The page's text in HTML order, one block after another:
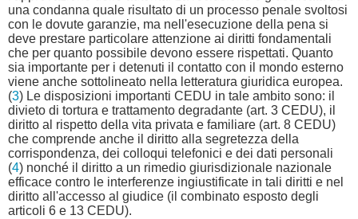
una condanna quale risultato di un processo penale svoltosi
con le dovute garanzie, ma nell'esecuzione della pena si
deve prestare particolare attenzione ai diritti fondamentali
che per quanto possibile devono essere rispettati. Quanto
sia importante per i detenuti il contatto con il mondo esterno
viene anche sottolineato nella letteratura giuridica europea.
(3) Le disposizioni importanti CEDU in tale ambito sono: il
divieto di tortura e trattamento degradante (art. 3 CEDU), il
diritto al rispetto della vita privata e familiare (art. 8 CEDU)
che comprende anche il diritto alla segretezza della
corrispondenza, dei colloqui telefonici e dei dati personali
(4) nonché il diritto a un rimedio giurisdizionale nazionale
efficace contro le interferenze ingiustificate in tali diritti e nel
diritto all'accesso al giudice (il combinato esposto degli
articoli 6 e 13 CEDU).